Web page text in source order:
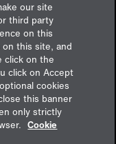
our site
third party
on this
this site, and
click on the
click on Accept
cookies
this banner
only strictly
Cookie